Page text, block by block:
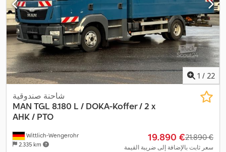
1 / 22
Wittlich-Wengerohr
2.335 km
شاحنة صندوقية
MAN TGL 8.180 L / DOKA-Koffer / 2 x
AHK / PTO
‏19.890 € ‏21.890 €
سعر ثابت بالإضافة إلى ضريبة القيمة